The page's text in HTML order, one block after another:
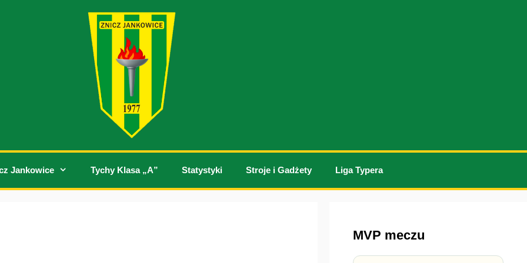
Jankowice Tychy Klasa „A” Statystyki Stroje i Gadżety Liga Typera
MVP meczu